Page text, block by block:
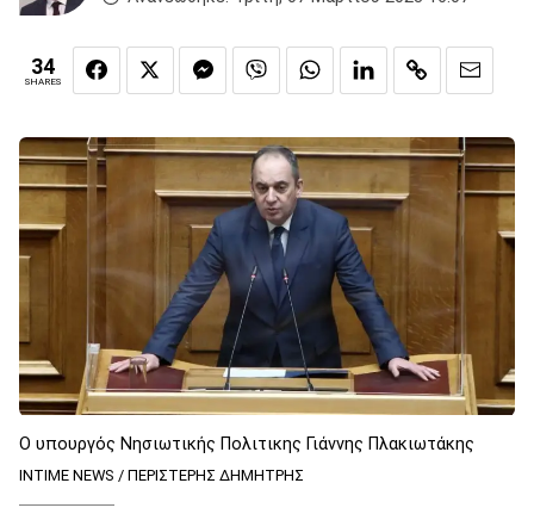
34
SHARES
Ο υπουργός Νησιωτικής Πολιτικης Γιάννης Πλακιωτάκης
INTIME NEWS / ΠΕΡΙΣΤΕΡΗΣ ΔΗΜΗΤΡΗΣ